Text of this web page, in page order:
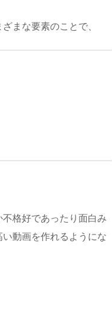
まな要素のことで、
格好であったり面白み
動画を作れるようにな